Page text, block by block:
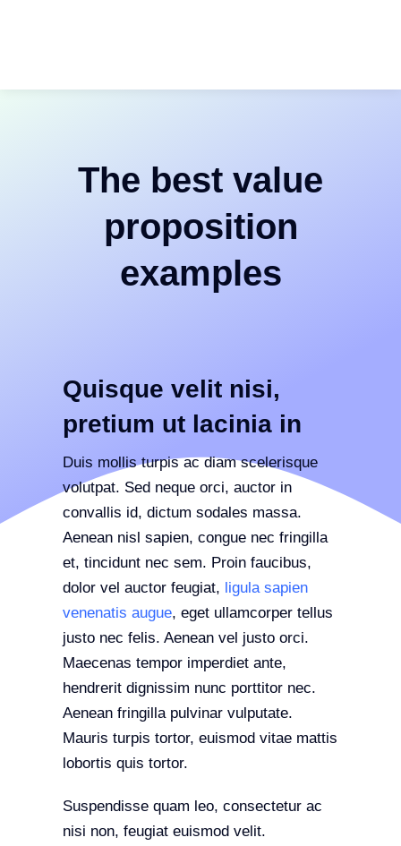
The best value
proposition
examples
Quisque velit nisi,
pretium ut lacinia in
Duis mollis turpis ac diam scelerisque
volutpat. Sed neque orci, auctor in
convallis id, dictum sodales massa.
Aenean nisl sapien, congue nec fringilla
et, tincidunt nec sem. Proin faucibus,
dolor vel auctor feugiat, ligula sapien
venenatis augue, eget ullamcorper tellus
justo nec felis. Aenean vel justo orci.
Maecenas tempor imperdiet ante,
hendrerit dignissim nunc porttitor nec.
Aenean fringilla pulvinar vulputate.
Mauris turpis tortor, euismod vitae mattis
lobortis quis tortor.
Suspendisse quam leo, consectetur ac
nisi non, feugiat euismod velit.